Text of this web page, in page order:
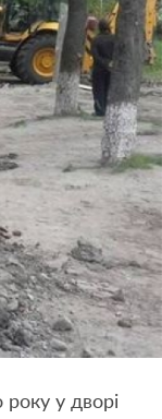
у дворі